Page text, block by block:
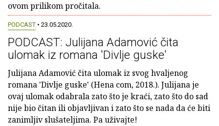
ovom prilikom pročitala.
PODCAST • 23.05.2020.
PODCAST: Julijana Adamović čita
ulomak iz romana 'Divlje guske'
Julijana Adamović čita ulomak iz svog hvaljenog
romana 'Divlje guske' (Hena com, 2018.). Julijana je
ovaj ulomak odabrala zato što je kraći, zato što do sad
nije bio čitan ili objavljivan i zato što se nada da će biti
zanimljiv slušateljima. Pa uživajte!